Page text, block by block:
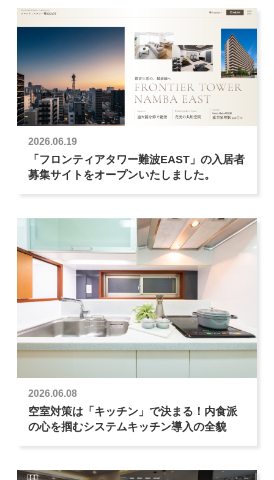
2026.06.19
「フロンティアタワー難波EAST」の入居者
募集サイトをオープンいたしました。
2026.06.08
空室対策は「キッチン」で決まる！内食派
の心を掴むシステムキッチン導入の全貌